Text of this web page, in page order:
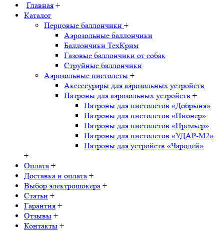
Главная +
Каталог
Перцовые баллончики +
Аэрозольные баллончики
Баллончики ТехКрим
Газовые баллончики от собак
Струйные баллончики
Аэрозольные пистолеты +
Аксессурары для аэрозольных устройств
Патроны для аэрозольных устройств +
Патроны для пистолетов «Добрыня»
Патроны для пистолетов «Пионер»
Патроны для пистолетов «Премьер»
Патроны для пистолетов «УДАР-M2»
Патроны для устройств «Чародей»
+
Оплата +
Доставка и оплата +
Выбор электрошокера +
Статьи +
Гарантия +
Отзывы +
Контакты +